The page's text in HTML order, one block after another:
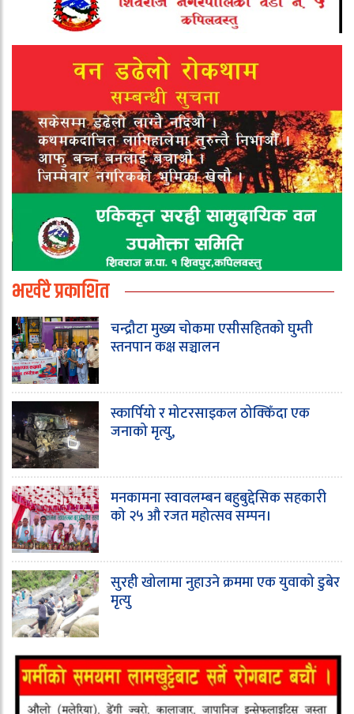
भर्खरै प्रकाशित
चन्द्रौटा मुख्य चोकमा एसीसहितको घुम्ती
स्तनपान कक्ष सञ्चालन
स्कार्पियो र मोटरसाइकल ठोक्किँदा एक
जनाको मृत्यु,
मनकामना स्वावलम्बन बहुबुद्देसिक सहकारी
को २५ औ रजत महोत्सव सम्पन।
सुरही खोलामा नुहाउने क्रममा एक युवाको डुबेर
मृत्यु